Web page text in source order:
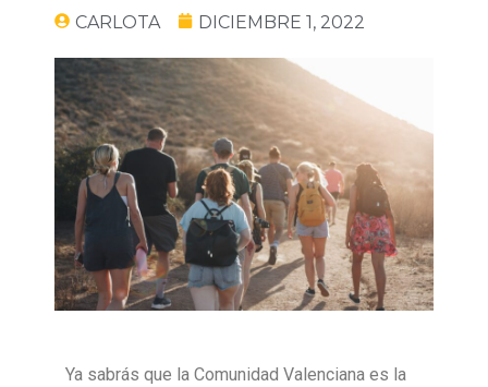
CARLOTA DICIEMBRE 1, 2022
Ya sabrás que la Comunidad Valenciana es la